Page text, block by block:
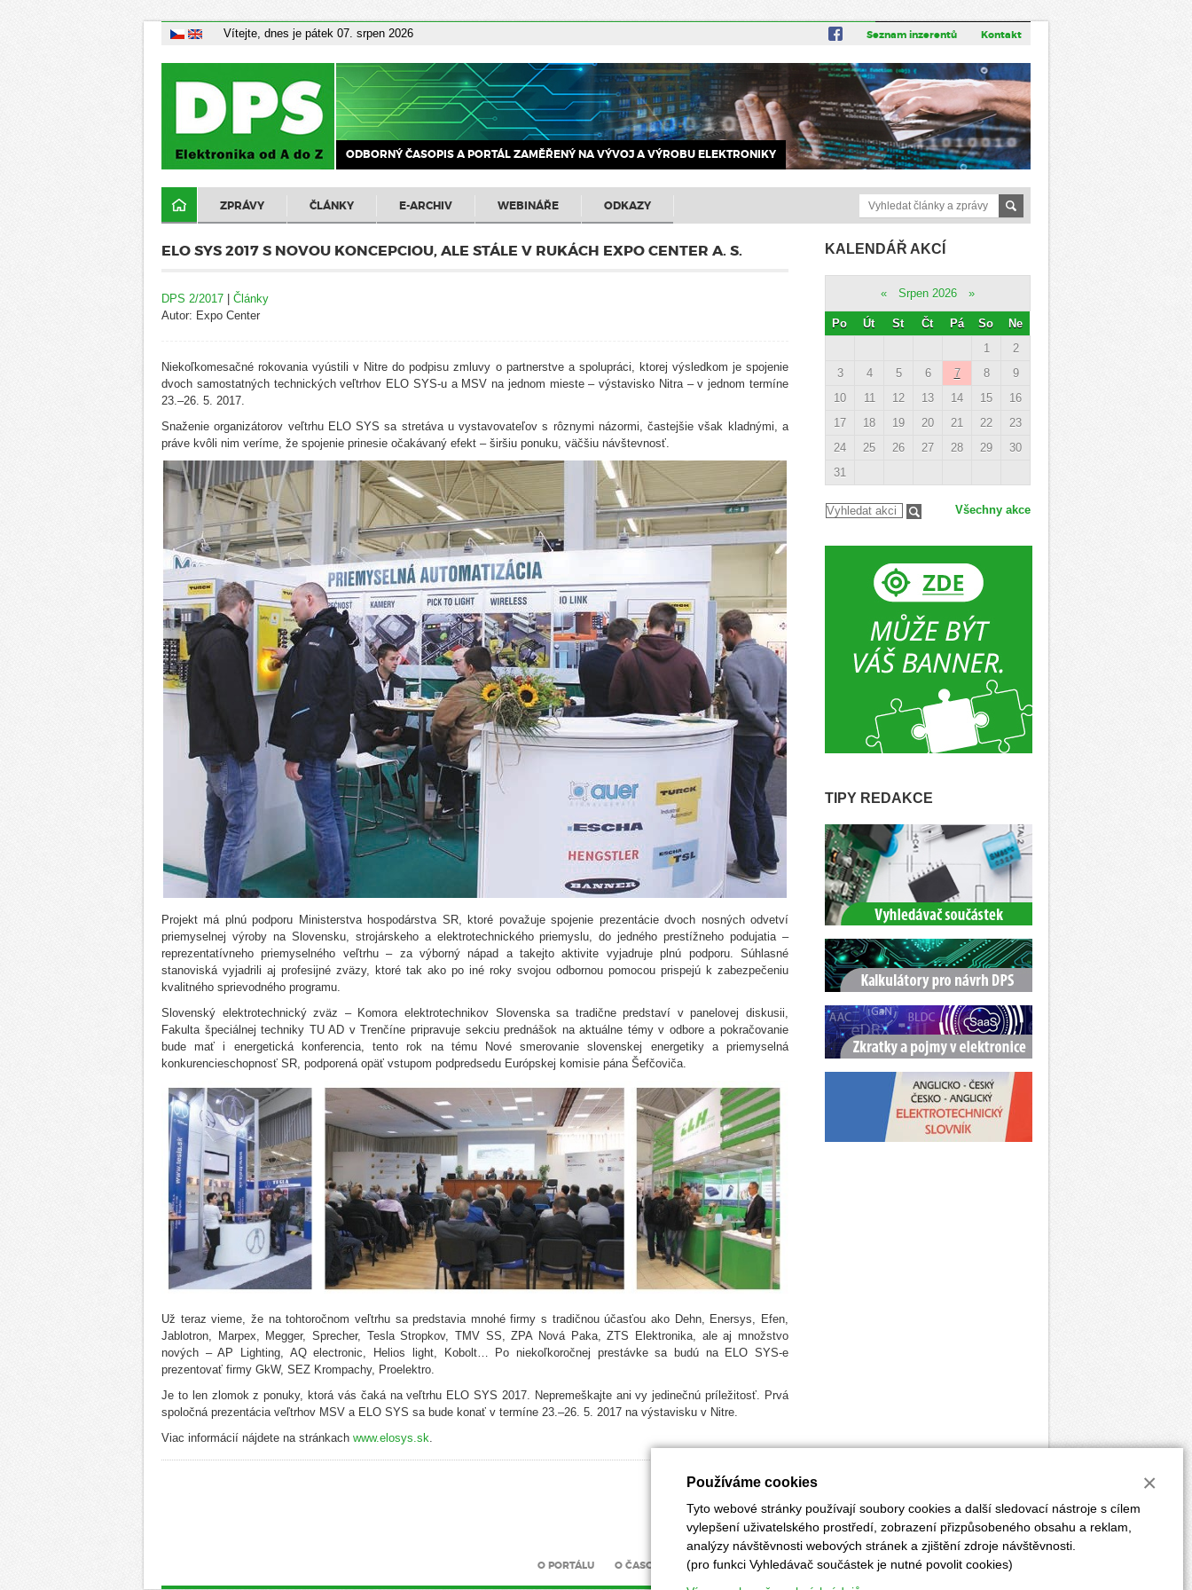
Vítejte, dnes je pátek 07. srpen 2026 Seznam inzerentů Kontakt
ODBORNÝ ČASOPIS A PORTÁL ZAMĚŘENÝ NA VÝVOJ A VÝROBU ELEKTRONIKY
ZPRÁVY ČLÁNKY E-ARCHIV WEBINÁŘE ODKAZY
ELO SYS 2017 S NOVOU KONCEPCIOU, ALE STÁLE V RUKÁCH EXPO CENTER A. S.
DPS 2/2017 | Články
Autor: Expo Center
Niekoľkomesačné rokovania vyústili v Nitre do podpisu zmluvy o partnerstve a spolupráci, ktorej výsledkom je spojenie
dvoch samostatných technických veľtrhov ELO SYS-u a MSV na jednom mieste – výstavisko Nitra – v jednom termíne
23.–26. 5. 2017.
Snaženie organizátorov veľtrhu ELO SYS sa stretáva u vystavovateľov s rôznymi názormi, častejšie však kladnými, a
práve kvôli nim veríme, že spojenie prinesie očakávaný efekt – širšiu ponuku, väčšiu návštevnosť.
Projekt má plnú podporu Ministerstva hospodárstva SR, ktoré považuje spojenie prezentácie dvoch nosných odvetví
priemyselnej výroby na Slovensku, strojárskeho a elektrotechnického priemyslu, do jedného prestížneho podujatia –
reprezentatívneho priemyselného veľtrhu – za výborný nápad a takejto aktivite vyjadruje plnú podporu. Súhlasné
stanoviská vyjadrili aj profesijné zväzy, ktoré tak ako po iné roky svojou odbornou pomocou prispejú k zabezpečeniu
kvalitného sprievodného programu.
Slovenský elektrotechnický zväz – Komora elektrotechnikov Slovenska sa tradične predstaví v panelovej diskusii,
Fakulta špeciálnej techniky TU AD v Trenčíne pripravuje sekciu prednášok na aktuálne témy v odbore a pokračovanie
bude mať i energetická konferencia, tento rok na tému Nové smerovanie slovenskej energetiky a priemyselná
konkurencieschopnosť SR, podporená opäť vstupom podpredsedu Európskej komisie pána Šefčoviča.
Už teraz vieme, že na tohtoročnom veľtrhu sa predstavia mnohé firmy s tradičnou účasťou ako Dehn, Enersys, Efen,
Jablotron, Marpex, Megger, Sprecher, Tesla Stropkov, TMV SS, ZPA Nová Paka, ZTS Elektronika, ale aj množstvo
nových – AP Lighting, AQ electronic, Helios light, Kobolt… Po niekoľkoročnej prestávke sa budú na ELO SYS-e
prezentovať firmy GkW, SEZ Krompachy, Proelektro.
Je to len zlomok z ponuky, ktorá vás čaká na veľtrhu ELO SYS 2017. Nepremeškajte ani vy jedinečnú príležitosť. Prvá
spoločná prezentácia veľtrhov MSV a ELO SYS sa bude konať v termíne 23.–26. 5. 2017 na výstavisku v Nitre.
Viac informácií nájdete na stránkach www.elosys.sk.
KALENDÁŘ AKCÍ
« Srpen 2026 »
Po Út St Čt Pá So
Ne
1
2
3
4 5 6 7 8
9
10
11 12 13 14 15
16
17
18 19 20 21 22
23
24
25 26 27 28 29
30
31
Všechny akce
TIPY REDAKCE
O PORTÁLU O ČASOPISU INZERCE UZÁVĚRKY POKYNY PRO AUTORY PŘEDPLATNÉ
Používáme cookies
Tyto webové stránky používají soubory cookies a další sledovací nástroje s cílem
vylepšení uživatelského prostředí, zobrazení přizpůsobeného obsahu a reklam,
analýzy návštěvnosti webových stránek a zjištění zdroje návštěvnosti.
(pro funkci Vyhledávač součástek je nutné povolit cookies)
×